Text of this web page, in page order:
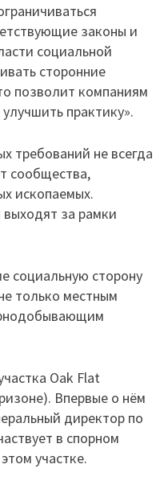
законы и
социальной
сторонние
позволит компаниям
практику».
требований не всегда
сообщества,
ископаемых.
выходят за рамки
социальную сторону
только местным
Oak Flat
Впервые о нём
директор по
в спорном
участке.